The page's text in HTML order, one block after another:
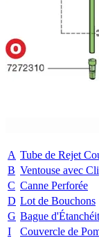
A Tube de Rejet
B Ventouse avec
C Canne Perforée
D Lot de Bouchons
G Bague
I
Couvercle de